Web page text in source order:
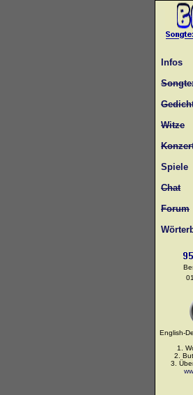
Infos
Witze
Spiele
Chat
Forum
English-
1.
2.
3.